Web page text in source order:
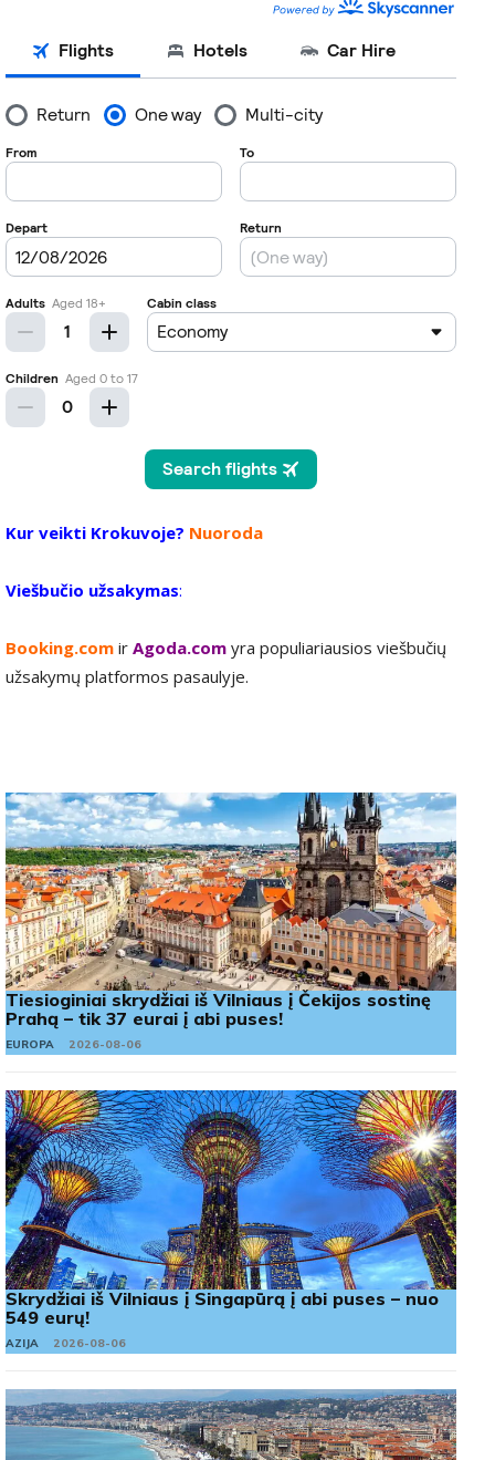
Kur veikti Krokuvoje? Nuoroda
Viešbučio užsakymas:
Booking.com ir Agoda.com yra populiariausios viešbučių
užsakymų platformos pasaulyje.
Tiesioginiai skrydžiai iš Vilniaus į Čekijos sostinę
Prahą – tik 37 eurai į abi puses!
EUROPA 2026-08-06
Skrydžiai iš Vilniaus į Singapūrą į abi puses – nuo
549 eurų!
AZIJA 2026-08-06